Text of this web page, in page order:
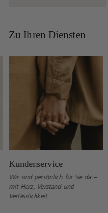
Zu Ihren Diensten
Kundenservice
Wir sind persönlich für Sie da –
mit Herz, Verstand und
Verlässlichkeit.